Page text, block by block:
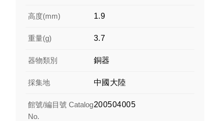
高度(mm) 1.9
重量(g) 3.7
器物類別 銅器
採集地 中國大陸
館號/編目號 Catalog
No.
200504005